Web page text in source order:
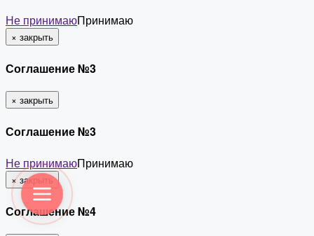
Не принимаюПринимаю
× закрыть
Соглашение №3
× закрыть
Соглашение №3
Не принимаюПринимаю
× закрыть
Соглашение №4